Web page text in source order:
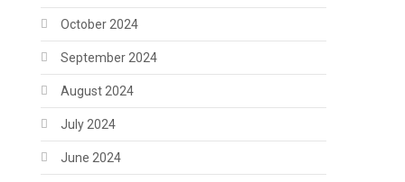
October 2024
September 2024
August 2024
July 2024
June 2024